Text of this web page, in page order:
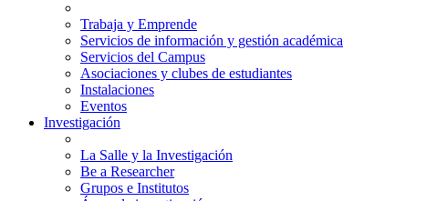
Trabaja y Emprende
Servicios de información y gestión académica
Servicios del Campus
Asociaciones y clubes de estudiantes
Instalaciones
Eventos
Investigación
La Salle y la Investigación
Be a Researcher
Grupos e Institutos